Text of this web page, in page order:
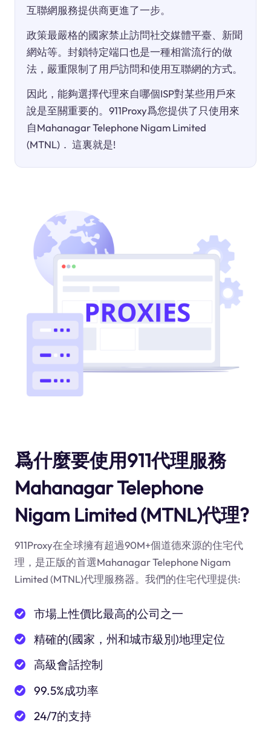
互聯網服務提供商更進了一步。
政策最嚴格的國家禁止訪問社交媒體平臺、新聞
網站等。封鎖特定端口也是一種相當流行的做
法，嚴重限制了用戶訪問和使用互聯網的方式。
因此，能夠選擇代理來自哪個ISP對某些用戶來
說是至關重要的。911Proxy爲您提供了只使用來
自Mahanagar Telephone Nigam Limited
(MTNL)． 這裏就是!
爲什麼要使用911代理服務
Mahanagar Telephone
Nigam Limited (MTNL)代理?
911Proxy在全球擁有超過90M+個道德來源的住宅代
理，是正版的首選Mahanagar Telephone Nigam
Limited (MTNL)代理服務器。我們的住宅代理提供:
市場上性價比最高的公司之一
精確的(國家，州和城市級別)地理定位
高級會話控制
99.5%成功率
24/7的支持